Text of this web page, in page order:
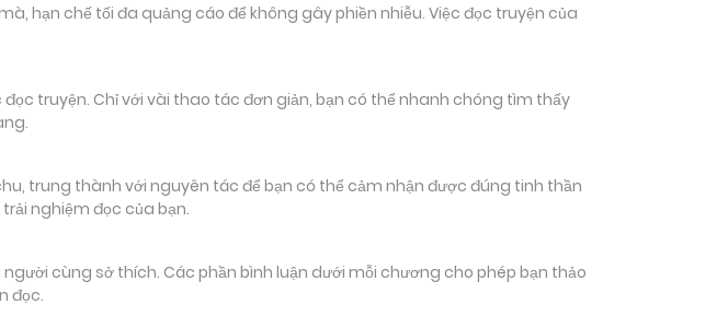
hạn chế tối đa quảng cáo để không gây phiền nhiễu. Việc đọc truyện của
truyện. Chỉ với vài thao tác đơn giản, bạn có thể nhanh chóng tìm thấy
trung thành với nguyên tác để bạn có thể cảm nhận được đúng tinh thần
nghiệm đọc của bạn.
cùng sở thích. Các phần bình luận dưới mỗi chương cho phép bạn thảo
đọc.